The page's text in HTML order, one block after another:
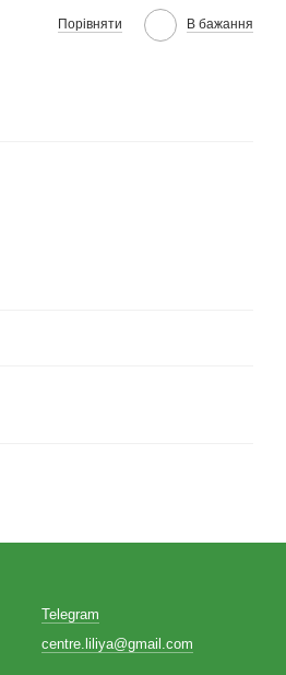
Порівняти В бажання
Telegram
centre.liliya@gmail.com